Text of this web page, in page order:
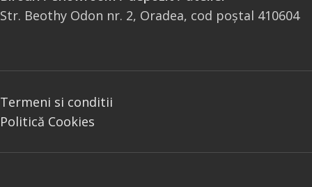
Str. Beothy Odon nr. 2, Oradea, cod poștal 410604
Termeni si conditii
Politică Cookies